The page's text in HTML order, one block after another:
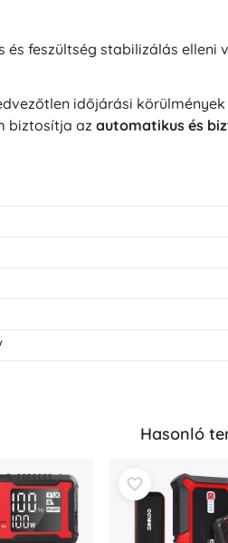
feszültség stabilizálás elleni
időjárási
biztosítja az automatikus és
Hasonló